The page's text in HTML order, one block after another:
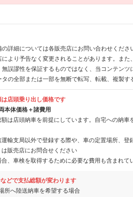
詳細については各販売店にお問い合わせくださ
より予告なく変更されることがあります。ま
誤謬性を保証するものではなく、当コンテンツ
の全部または一部を無断で転写、転載、複製す
店頭乗り出し価格です
本体価格＋諸費用
は店頭納車を前提にしています。自宅への納車
輸支局以外で登録する際や、車の定置場所、登
販売店にお問合せください
、車検を取得するために必要な費用も含まれて
などで支払総額が変わります
所へ陸送納車を希望する場合